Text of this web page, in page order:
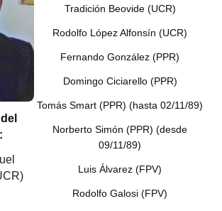
Presidencia
Tradición Beovide (UCR)
Rodolfo López Alfonsín (UCR)
Fernando González (PPR)
Domingo Ciciarello (PPR)
Tomás Smart (PPR) (hasta 02/11/89)
Norberto Simón (PPR) (desde
09/11/89)
Luis Álvarez (FPV)
Rodolfo Galosi (FPV)